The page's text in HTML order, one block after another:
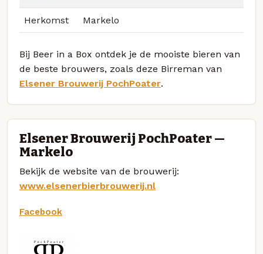
Herkomst Markelo
Bij Beer in a Box ontdek je de mooiste bieren van
de beste brouwers, zoals deze Birreman van
Elsener Brouwerij PochPoater.
Elsener Brouwerij PochPoater —
Markelo
Bekijk de website van de brouwerij:
www.elsenerbierbrouwerij.nl
Facebook